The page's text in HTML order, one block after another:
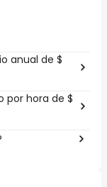
anual de $
por hora de $